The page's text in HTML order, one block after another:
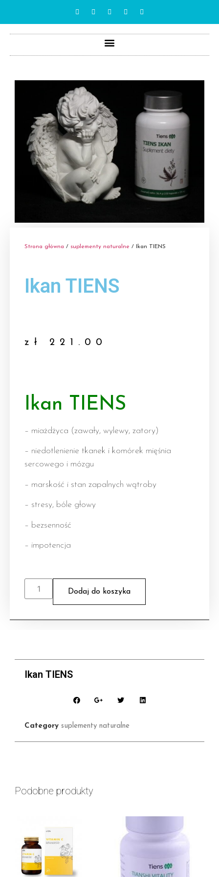
Strona główna / suplementy naturalne / Ikan TIENS
Ikan TIENS
zł 221.00
Ikan TIENS
– miażdżyca (zawały, wylewy, zatory)
– niedotlenienie tkanek i komórek mięśnia
sercowego i mózgu
– marskość i stan zapalnych wątroby
– stresy, bóle głowy
– bezsenność
– impotencja
Dodaj do koszyka
Ikan TIENS
Category suplementy naturalne
Podobne produkty